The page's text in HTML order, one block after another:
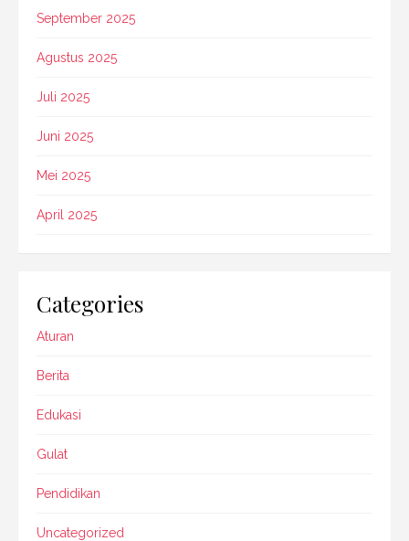
September 2025
Agustus 2025
Juli 2025
Juni 2025
Mei 2025
April 2025
Categories
Aturan
Berita
Edukasi
Gulat
Pendidikan
Uncategorized